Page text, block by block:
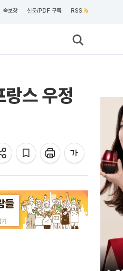
속보창 신문/PDF 구독 RSS
스 우정